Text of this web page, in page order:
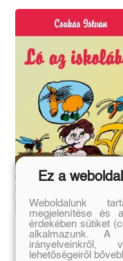
Ló az iskolában
Ez a
Weboldalunk
megjelenítése és
érdekében sütiket
alkalmazunk. A
irányelveinkről,
lehetőségeiről